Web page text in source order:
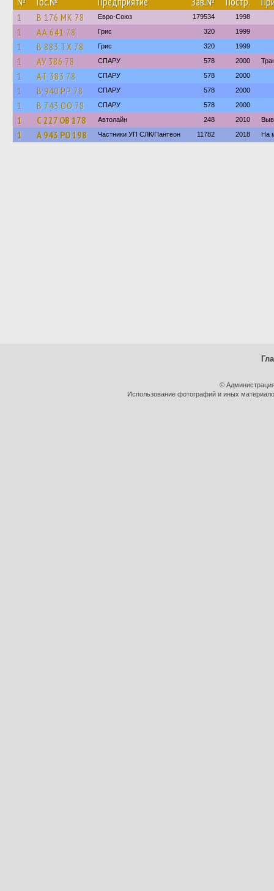
1 В 176 МК 78 Евро-Союз 179534 1998
1 АА 641 78 Грис 320 1999
1 В 883 ТХ 78 Грис 320 1999
1 АУ 386 78 СПАРУ 578 2000
1 АТ 383 78 СПАРУ 578 2000
1 В 940 РР 78 СПАРУ 578 2000
1 В 743 ОО 78 СПАРУ 578 2000
1 С 227 ОВ 178 Автолайн 248 2010
1 А 943 РО 198 Частники УП СЛК/Пантеон 11782 2018 На
©
Использование фотографий и иных